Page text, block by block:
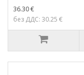
36.30 €
без ДДС: 30.25 €